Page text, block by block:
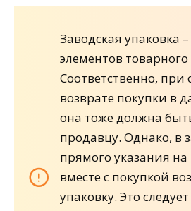
Заводская упаковка
элементов
Соответственно,
возврате покупки в
она тоже должна
продавцу. Однако, в
прямого указания
вместе с покупкой
упаковку. Это